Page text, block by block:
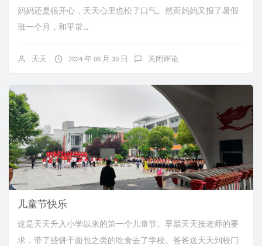
妈妈还是很开心，天天心里也松了口气。然而妈妈又报了暑假
班一个月，和平常...
天天 2024 年 06 月 30 日 关闭评论
儿童节快乐
这是天天升入小学以来的第一个儿童节。早晨天天按老师的要
求，带了些饼干面包之类的吃食去了学校。爸爸送天天到校门